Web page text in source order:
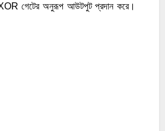
গেটের অনুরূপ আউটপুট প্রদান করে।